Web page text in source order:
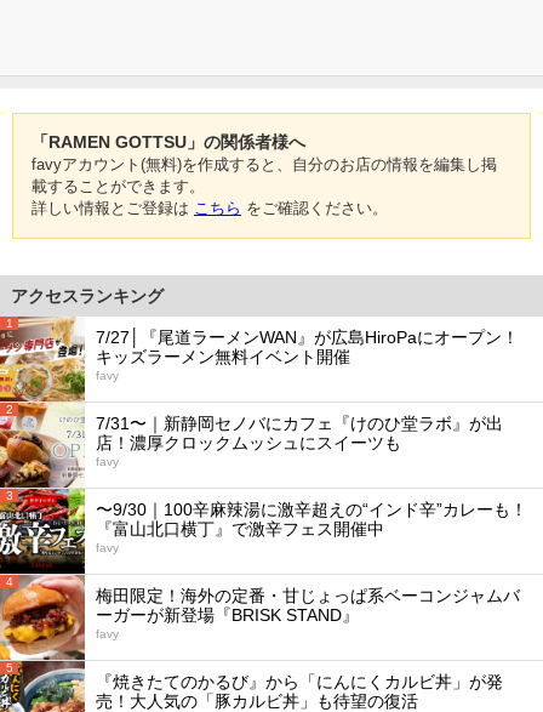
「RAMEN GOTTSU」の関係者様へ
favyアカウント(無料)を作成すると、自分のお店の情報を編集し掲
載することができます。
詳しい情報とご登録は こちら をご確認ください。
アクセスランキング
1
7/27│『尾道ラーメンWAN』が広島HiroPaにオープン！
キッズラーメン無料イベント開催
favy
2
7/31〜｜新静岡セノバにカフェ『けのひ堂ラボ』が出
店！濃厚クロックムッシュにスイーツも
favy
3
〜9/30｜100辛麻辣湯に激辛超えの“インド辛”カレーも！
『富山北口横丁』で激辛フェス開催中
favy
4
梅田限定！海外の定番・甘じょっぱ系ベーコンジャムバ
ーガーが新登場『BRISK STAND』
favy
5
『焼きたてのかるび』から「にんにくカルビ丼」が発
売！大人気の「豚カルビ丼」も待望の復活